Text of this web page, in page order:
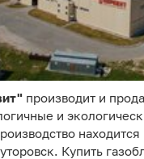
производит и
и
Купить